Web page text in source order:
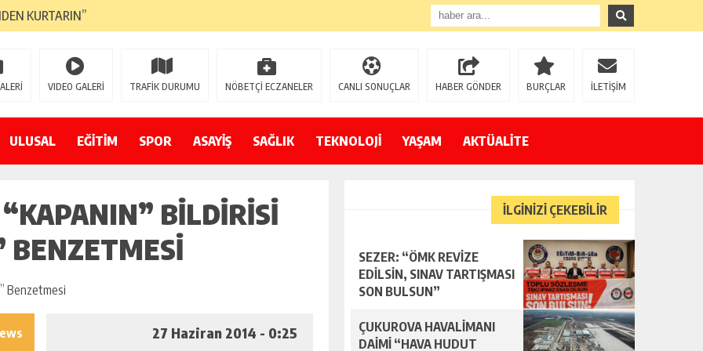
KURTARIN”
YENİ GÖZDESİ OLACAK”
KAMUOYUNA AÇIKLAYIN”
DURMAYA DAVET EDİYORUZ”
VIDEO GALERİ TRAFİK DURUMU NÖBETÇİ ECZANELER CANLI SONUÇLAR HABER GÖNDER BURÇLAR İLETİŞİM
ULUSAL EĞİTİM SPOR ASAYİŞ SAĞLIK TEKNOLOJİ YAŞAM AKTÜALİTE
BILDIRISI
BENZETMESI
27 Haziran 2014 - 0:25
İLGİNİZİ ÇEKEBİLİR
SEZER: “ÖMK REVİZE
EDİLSİN, SINAV TARTIŞMASI
SON BULSUN”
ÇUKUROVA HAVALİMANI
DAİMİ “HAVA HUDUT